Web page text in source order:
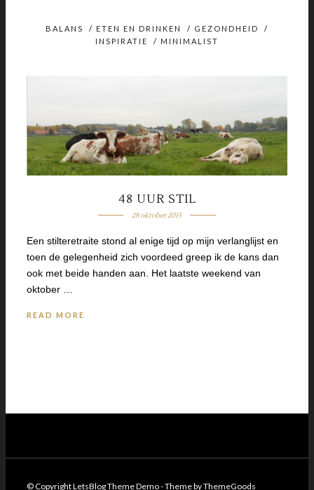
BALANS / ETEN EN DRINKEN / GEZONDHEID
/
INSPIRATIE
/ MINIMALIST
48 UUR STIL
28 oktober 2015
Een stilteretraite stond al enige tijd op mijn verlanglijst en
toen de gelegenheid zich voordeed greep ik de kans dan
ook met beide handen aan. Het laatste weekend van
oktober …
READ MORE
© Copyright LetsBlog Theme Demo - Theme by ThemeGoods